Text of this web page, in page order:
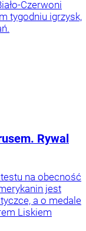
Czerwoni
tygodniu igrzysk,
Rywal
na obecność
jest
a o medale
Liskiem